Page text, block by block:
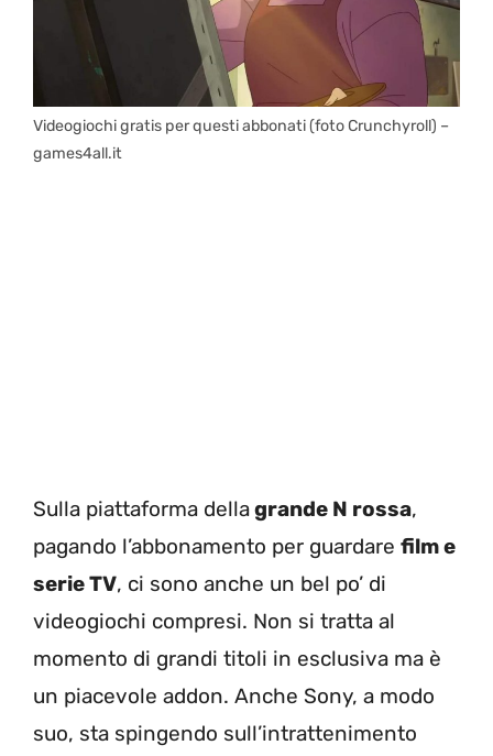
Videogiochi gratis per questi abbonati (foto Crunchyroll) –
games4all.it
Sulla piattaforma dellagrande N rossa,
pagando l’abbonamento per guardare film e
serie TV, ci sono anche un bel po’ di
videogiochi compresi. Non si tratta al
momento di grandi titoli in esclusiva ma è
un piacevole addon. Anche Sony, a modo
suo, sta spingendo sull’intrattenimento